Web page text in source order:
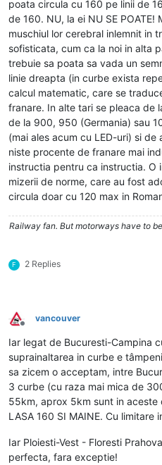
poata circula cu 160 pe linii de
de 160. NU, la ei NU SE POATE!
muschiul lor cerebral inlemnit in
sofisticata, cum ca la noi in alta
trebuie sa poata sa vada un
linie dreapta (in curbe exista
calcul matematic, care se
franare. In alte tari se pleaca de
de la 900, 950 (Germania) sau
(mai ales acum cu LED-uri) si
niste procente de franare mai
instructia pentru ca instructia. O
mizerii de norme, care au fost
circula doar cu 120 max in
Railway fan. But motorways have to
F 2 Replies
Deconectat
vancouver
Iar legat de Bucuresti-Campina
suprainaltarea in curbe e
sa zicem o acceptam, intre
3 curbe (cu raza mai mica de
55km, aprox 5km sunt in aceste
LASA 160 SI MAINE. Cu limitare
Iar Ploiesti-Vest - Floresti
perfecta, fara exceptie!